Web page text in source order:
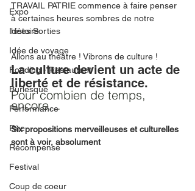
Expo
Idées Sorties
Idée de voyage
Fooding - Restaurant
Burlesque
Performance
Rire
Récompense
Festival
Coup de coeur
TRAVAIL PATRIE commence à faire penser
à certaines heures sombres de notre
histoire.
Allons au théâtre ! Vibrons de culture !
La culture devient un acte de
liberté et de résistance.
Pour combien de temps,
encore…
Six propositions merveilleuses et culturelles
sont à voir, absolument